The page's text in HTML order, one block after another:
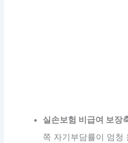
실손보험 비급여 보장
쪽 자기부담률이 엄청